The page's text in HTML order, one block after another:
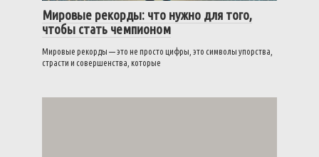
Мировые рекорды: что нужно для того,
чтобы стать чемпионом
Мировые рекорды — это не просто цифры, это символы упорства,
страсти и совершенства, которые